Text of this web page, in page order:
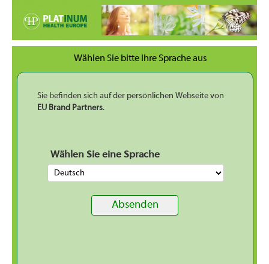
Wählen Sie bitte Ihre Sprache aus
Sie befinden sich auf der persönlichen Webseite von
EU Brand Partners.
Wählen Sie eine Sprache
Absenden